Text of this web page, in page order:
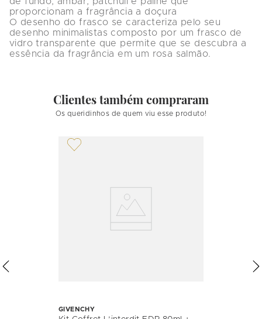
proporcionam a fragrância a doçura
O desenho do frasco se caracteriza pelo seu
desenho minimalistas composto por um frasco de
vidro transparente que permite que se descubra a
essência da fragrância em um rosa salmão.
Clientes também compraram
Os queridinhos de quem viu esse produto!
GIVENCHY